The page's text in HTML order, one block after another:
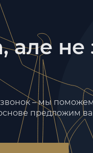
не
– мы
предложим